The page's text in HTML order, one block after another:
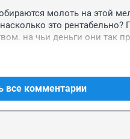
молоть на этой
это
на чьи деньги они так
все комментарии